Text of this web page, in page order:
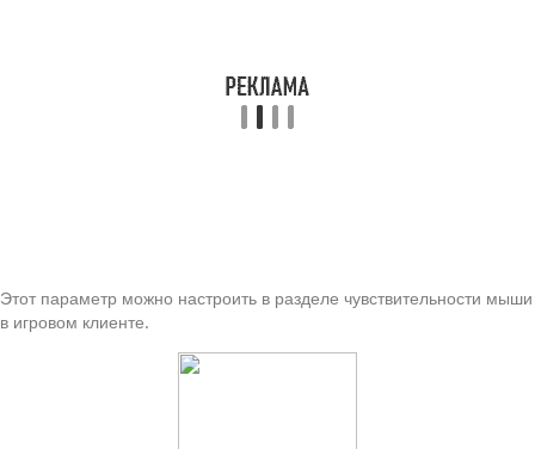
Этот параметр можно настроить в разделе чувствительности мыши
в игровом клиенте.